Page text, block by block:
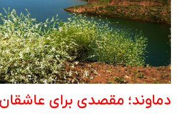
دماوند؛ مقصدی برای